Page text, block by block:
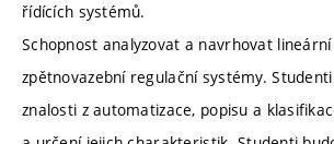
řídících systémů.
Schopnost analyzovat a navrhovat
zpětnovazební regulační systémy.
znalosti z automatizace, popisu a